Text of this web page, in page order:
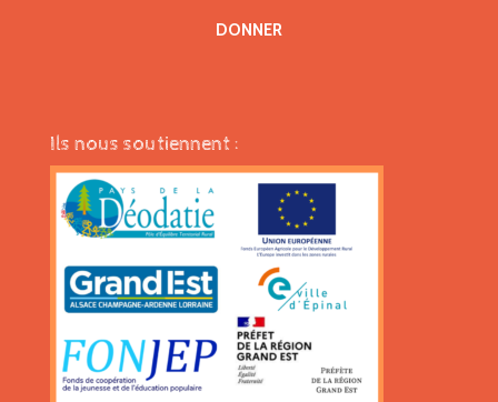
DONNER
Ils nous soutiennent :